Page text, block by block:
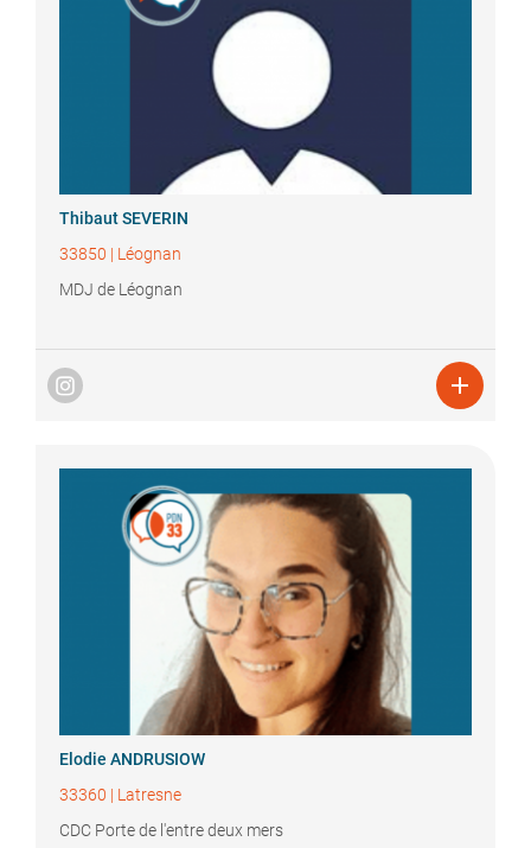
ThibautSEVERIN
33850 | Léognan
MDJ de Léognan

Elodie ANDRUSIOW
33360 | Latresne
CDC Porte de l'entre deux mers